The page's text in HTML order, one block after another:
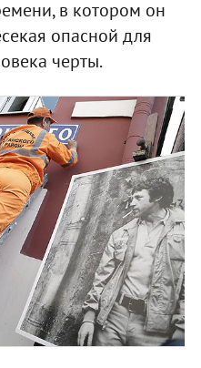
в котором он
опасной для
черты.